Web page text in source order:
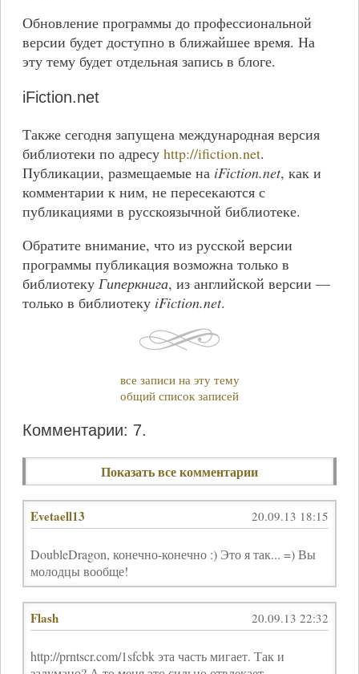
Обновление программы до профессиональной
версии будет доступно в ближайшее время. На
эту тему будет отдельная запись в блоге.
iFiction.net
Также сегодня запущена международная версия
библиотеки по адресу http://ifiction.net.
Публикации, размещаемые на iFiction.net, как и
комментарии к ним, не пересекаются с
публикациями в русскоязычной библиотеке.
Обратите внимание, что из русской версии
программы публикация возможна только в
библиотеку Гиперкнига, из английской версии —
только в библиотеку iFiction.net.
все записи на эту тему
общий список записей
Комментарии: 7.
Показать все комментарии
Evetaell13 20.09.13 18:15
DoubleDragon, конечно-конечно :) Это я так... =) Вы
молодцы вообще!
Flash 20.09.13 22:32
http://prntscr.com/1sfcbk эта часть мигает. Так и